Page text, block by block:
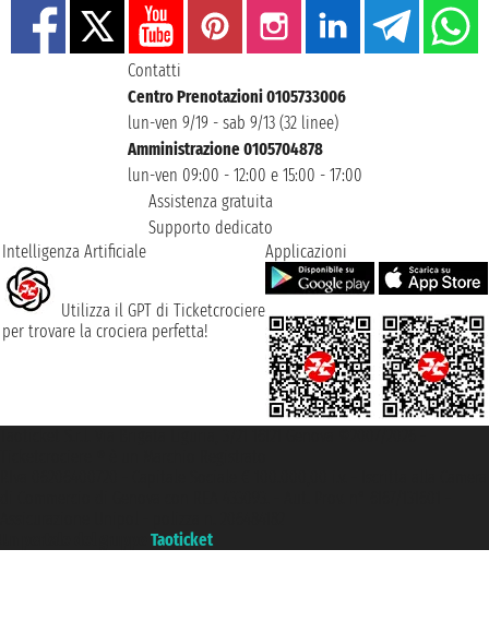
Contatti
Centro Prenotazioni 0105733006
lun-ven 9/19 - sab 9/13 (32 linee)
Amministrazione 0105704878
lun-ven 09:00 - 12:00 e 15:00 - 17:00
Assistenza gratuita
Supporto dedicato
Intelligenza Artificiale
Utilizza il GPT di Ticketcrociere
per trovare la crociera perfetta!
Applicazioni
Taoticket